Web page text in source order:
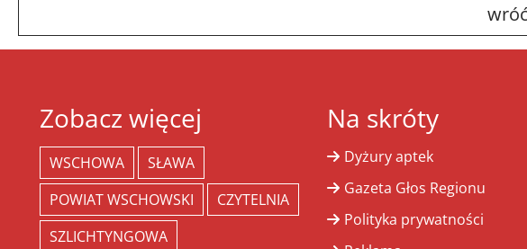
Zobacz więcej
WSCHOWA
SŁAWA
POWIAT WSCHOWSKI
CZYTELNIA
SZLICHTYNGOWA
Na skróty
Dyżury aptek
Gazeta Głos Regionu
Polityka prywatności